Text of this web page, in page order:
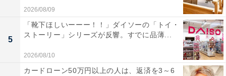
あわせて読みたい
【兵庫県の人気温泉】「神戸ハーバーランド
温泉 万葉倶楽部」は24時間営業の港町夜景と
天然温泉が自慢の都市型リゾート
2026/08/09
5
「靴下ほしいーーー！！」ダイソーの「トイ・
ストーリー」シリーズが反響。すでに品薄...
2026/08/10
カードローン50万円以上の人は、返済を3～6